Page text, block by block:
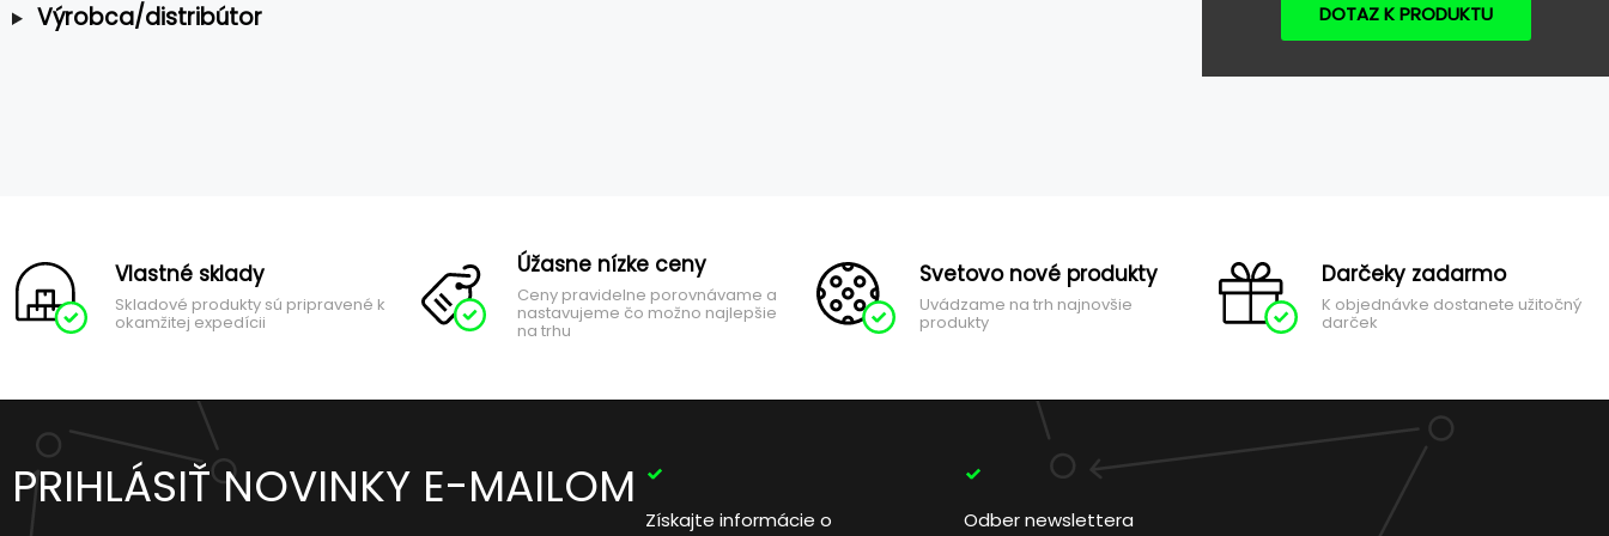
Výrobca/distribútor
DOTAZ K PRODUKTU
Vlastné sklady
Skladové produkty sú pripravené k
okamžitej expedícii
Úžasne nízke ceny
Ceny pravidelne porovnávame a
nastavujeme čo možno najlepšie
na trhu
Svetovo nové produkty
Uvádzame na trh najnovšie
produkty
Darčeky zadarmo
K objednávke dostanete užitočný
darček
PRIHLÁSIŤ NOVINKY E-MAILOM
Získajte informácie o
Odber newslettera